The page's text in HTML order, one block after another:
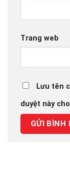
Trang web
Lưu tên
duyệt này